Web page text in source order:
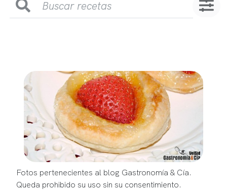
Fotos pertenecientes al blog Gastronomía & Cía.
Queda prohibido su uso sin su consentimiento.